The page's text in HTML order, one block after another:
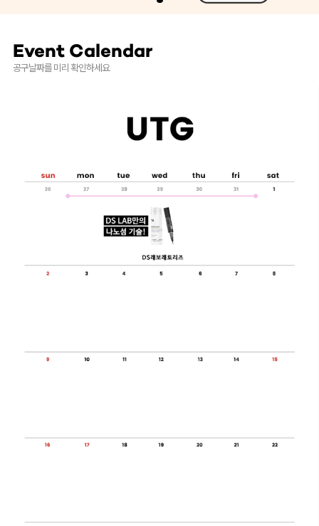
Event Calendar
공구날짜를 미리 확인하세요